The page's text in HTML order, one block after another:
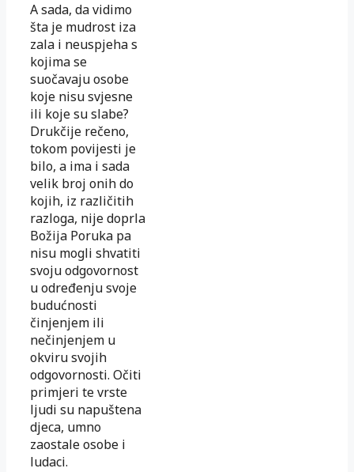
A sada, da vidimo
šta je mudrost iza
zala i neuspjeha s
kojima se
suočavaju osobe
koje nisu svjesne
ili koje su slabe?
Drukčije rečeno,
tokom povijesti je
bilo, a ima i sada
velik broj onih do
kojih, iz različitih
razloga, nije doprla
Božija Poruka pa
nisu mogli shvatiti
svoju odgovornost
u određenju svoje
budućnosti
činjenjem ili
nečinjenjem u
okviru svojih
odgovornosti. Očiti
primjeri te vrste
ljudi su napuštena
djeca, umno
zaostale osobe i
ludaci.